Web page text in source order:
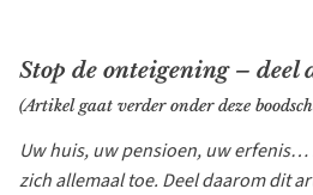
Stop de onteigening –
(Artikel gaat verder onder deze
Uw huis, uw pensioen, uw
zich allemaal toe. Deel daarom dit